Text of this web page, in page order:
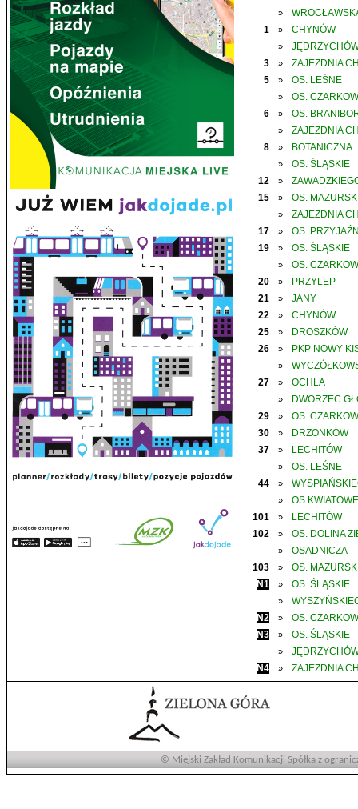
»
1
» CHYNÓW
»
3
»
ZAJEZDNIA
5
» OS. LEŚNE
»
OS.
6
» OS.
»
ZAJEZDNIA
8
» BOTANICZNA
»
OS. ŚLĄSKIE
12
»
15
» OS.
»
ZAJEZDNIA
17
»
OS.
19
» OS. ŚLĄSKIE
»
OS.
20
»
PRZYLEP
21
»
JANY
22
»
CHYNÓW
25
»
DROSZKÓW
26
» PKP NOWY
»
27
» OCHLA
»
DWORZEC
29
»
OS.
30
»
DRZONKÓW
37
» LECHITÓW
»
OS. LEŚNE
44
»
»
OS.KWIATOWE
101
»
LECHITÓW
102
» OS. DOLINA
»
OSADNICZA
103
»
OS.
N1
» OS. ŚLĄSKIE
»
N2
»
OS.
N3
» OS. ŚLĄSKIE
»
N4
» ZAJEZDNIA
© Miejski Zakład Komunikacji Spółka z